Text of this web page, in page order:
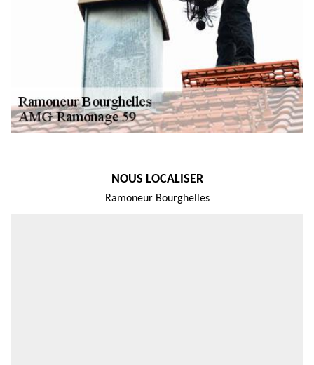
NOUS LOCALISER
Ramoneur Bourghelles